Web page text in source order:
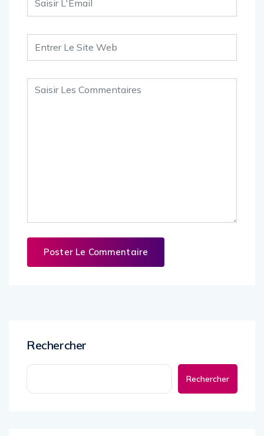
Rechercher
Rechercher